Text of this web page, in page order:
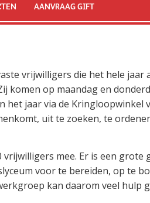
AANVRAAG GIFT
vrijwilligers die het hele jaar
komen op maandag en
het jaar via de Kringloopwinkel
uit te zoeken, te
mee. Er is een grote
voor te bereiden, op te
kan daarom veel hulp